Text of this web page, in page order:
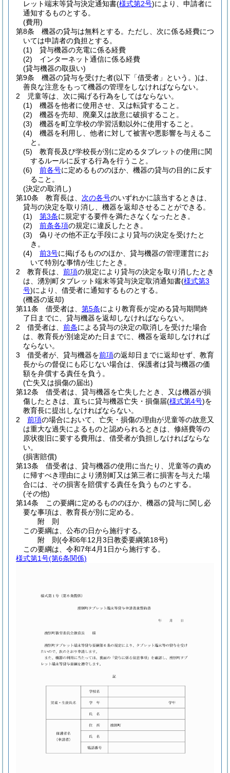
レット端末等貸与決定通知書(様式第2号)により、申請者に
通知するものとする。
(費用)
第8条
機器の貸与は無料とする。 ただし、次に係る経費につ
いては申請者の負担とする。
(1)
貸与機器の充電に係る経費
(2)
インターネット通信に係る経費
(貸与機器の取扱い)
第9条
機器の貸与を受けた者(以下「借受者」という。)は、
善良な注意をもって機器の管理をしなければならない。
2
児童等は、次に掲げる行為をしてはならない。
(1)
機器を他者に使用させ、又は転貸すること。
(2)
機器を売却、廃棄又は故意に破損すること。
(3)
機器を町立学校の学習活動以外に使用すること。
(4)
機器を利用し、他者に対して被害や悪影響を与えるこ
と。
(5)
教育長及び学校長が別に定めるタブレットの使用に関
するルールに反する行為を行うこと。
(6)
前各号に定めるもののほか、機器の貸与の目的に反す
ること。
(決定の取消し)
第10条
教育長は、 次の各号のいずれかに該当するときは、
貸与の決定を取り消し、機器を返却させることができる。
(1)
第3条に規定する要件を満たさなくなったとき。
(2)
前条各項の規定に違反したとき。
(3)
偽りその他不正な手段により貸与の決定を受けたと
き。
(4)
前3号に掲げるもののほか、貸与機器の管理運営にお
いて特別な事情が生じたとき。
2
教育長は、 前項の規定により貸与の決定を取り消したとき
は、湧別町タブレット端末等貸与決定取消通知書(様式第3
号)により、借受者に通知するものとする。
(機器の返却)
第11条
借受者は、 第5条により教育長が定める貸与期間終
了日までに、貸与機器を返却しなければならない。
2
借受者は、 前条による貸与の決定の取消しを受けた場合
は、教育長が別途定めた日までに、機器を返却しなければ
ならない。
3
借受者が、貸与機器を前項の返却日までに返却せず、教育
長からの督促にも応じない場合は、保護者は貸与機器の価
額を弁償する責任を負う。
(亡失又は損傷の届出)
第12条
借受者は、貸与機器を亡失したとき、又は機器が損
傷したときは、直ちに貸与機器亡失・損傷届(様式第4号)を
教育長に提出しなければならない。
2
前項の場合において、亡失・損傷の理由が児童等の故意又
は重大な過失によるものと認められるときは、修繕費等の
原状復旧に要する費用は、借受者が負担しなければならな
い。
(損害賠償)
第13条
借受者は、貸与機器の使用に当たり、児童等の責め
に帰すべき理由により湧別町又は第三者に損害を与えた場
合には、その損害を賠償する責任を負うものとする。
(その他)
第14条
この要綱に定めるもののほか、機器の貸与に関し必
要な事項は、教育長が別に定める。
附 則
この要綱は、公布の日から施行する。
附 則(令和6年12月3日教委要綱第18号)
この要綱は、令和7年4月1日から施行する。
様式第1号(第6条関係)